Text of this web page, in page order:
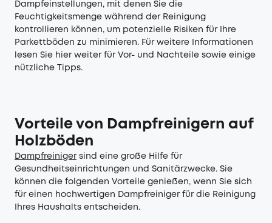
Dampfeinstellungen, mit denen Sie die
Feuchtigkeitsmenge während der Reinigung
kontrollieren können, um potenzielle Risiken für Ihre
Parkettböden zu minimieren. Für weitere Informationen
lesen Sie hier weiter für Vor- und Nachteile sowie einige
nützliche Tipps.
Vorteile von Dampfreinigern auf
Holzböden
Dampfreinigersind eine große Hilfe für
Gesundheitseinrichtungen und Sanitärzwecke. Sie
können die folgenden Vorteile genießen, wenn Sie sich
für einen hochwertigen Dampfreiniger für die Reinigung
Ihres Haushalts entscheiden.